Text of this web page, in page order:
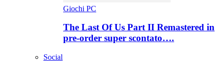
Giochi PC
The Last Of Us Part II Remastered in
pre-order super scontato….
Social